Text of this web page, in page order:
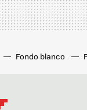
Fondo blanco